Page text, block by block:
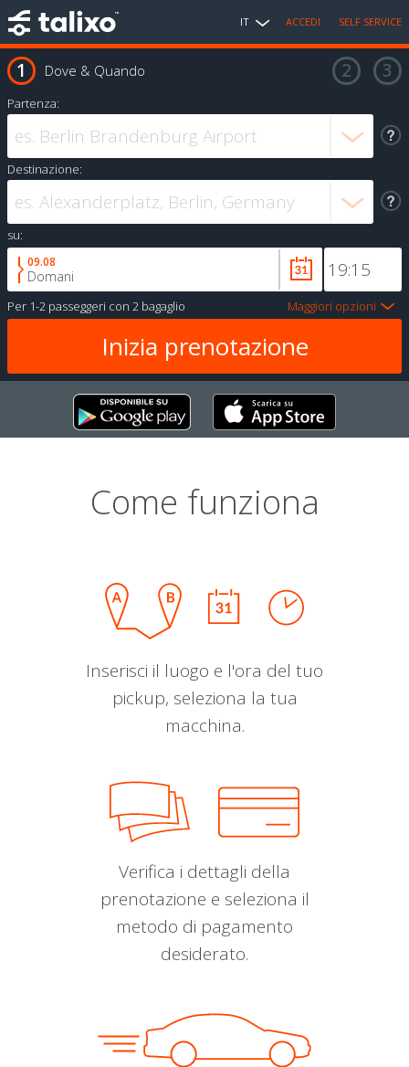
IT ACCEDI SELF SERVICE
Dove & Quando
Partenza:
Destinazione:
su:
09.08
Domani
Per 1-2 passeggeri con 2 bagaglio Maggiori opzioni
Come funziona
Inserisci il luogo e l'ora del tuo
pickup, seleziona la tua
macchina.
Verifica i dettagli della
prenotazione e seleziona il
metodo di pagamento
desiderato.